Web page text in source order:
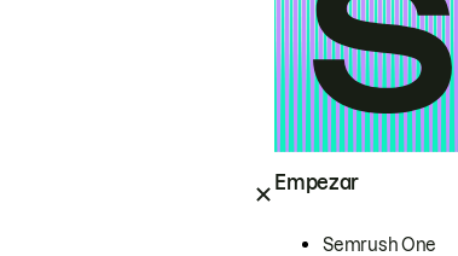
Empezar
Semrush One